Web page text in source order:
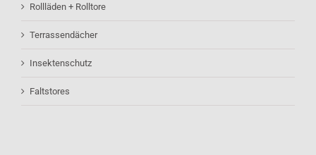
Rollläden + Rolltore
Terrassendächer
Insektenschutz
Faltstores